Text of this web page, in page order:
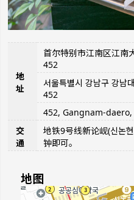
地
址
首尔特别市江南区江南
452
서울특별시 강남구 강남
452
452, Gangnam-
交
通
地铁9号线新论岘(신논
钟即可。
地图